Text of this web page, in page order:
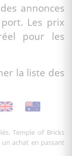
annonces
Les prix
pour les
la liste des
Temple of Bricks
achat en passant